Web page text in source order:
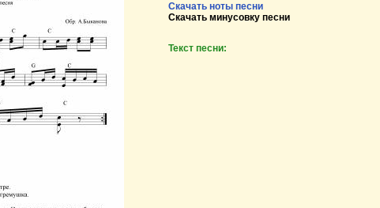
Скачать ноты песни
Скачать минусовку песни
Текст песни: